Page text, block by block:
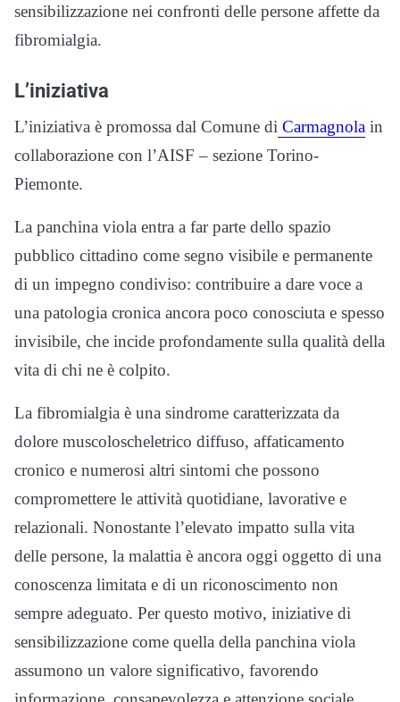
sensibilizzazione nei confronti delle persone affette da
fibromialgia.
L’iniziativa
L’iniziativa è promossa dal Comune di Carmagnola in
collaborazione con l’AISF – sezione Torino-
Piemonte.
La panchina viola entra a far parte dello spazio
pubblico cittadino come segno visibile e permanente
di un impegno condiviso: contribuire a dare voce a
una patologia cronica ancora poco conosciuta e spesso
invisibile, che incide profondamente sulla qualità della
vita di chi ne è colpito.
La fibromialgia è una sindrome caratterizzata da
dolore muscoloscheletrico diffuso, affaticamento
cronico e numerosi altri sintomi che possono
compromettere le attività quotidiane, lavorative e
relazionali. Nonostante l’elevato impatto sulla vita
delle persone, la malattia è ancora oggi oggetto di una
conoscenza limitata e di un riconoscimento non
sempre adeguato. Per questo motivo, iniziative di
sensibilizzazione come quella della panchina viola
assumono un valore significativo, favorendo